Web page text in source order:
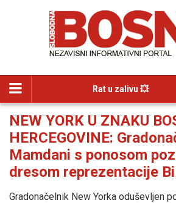
Rat u zalivu 💥
NEW YORK U ZNAKU
HERCEGOVINE:
Mamdani s ponosom
dresom reprezentacije
Gradonačelnik New Yorka oduševljen